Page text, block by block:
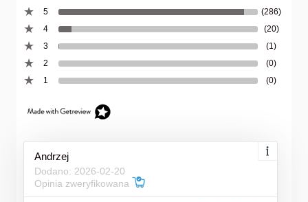
5
(286)
4
(20)
3
(1)
2
(0)
1
(0)
Andrzej
Dodano: 2026-02-20
Opinia zweryfikowana